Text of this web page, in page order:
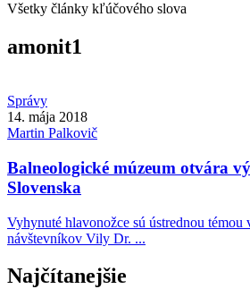
Všetky články kľúčového slova
amonit1
Správy
14. mája 2018
Martin Palkovič
Balneologické múzeum otvára
Slovenska
Vyhynuté hlavonožce sú ústrednou témou
návštevníkov Vily Dr. ...
Najčítanejšie